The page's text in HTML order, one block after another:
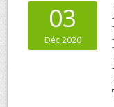
03
Déc 2020